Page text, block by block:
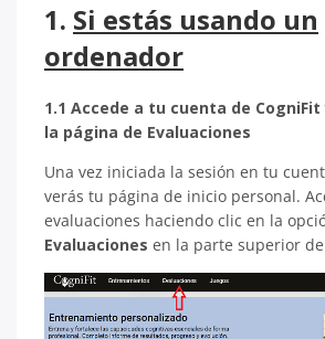
1. Si estás usando un
ordenador
1.1 Accede a tu cuenta de CogniFit
la página de Evaluaciones
Una vez iniciada la sesión en tu
verás tu página de inicio personal.
evaluaciones haciendo clic en la
Evaluaciones en la parte superior